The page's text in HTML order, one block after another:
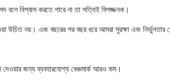
বলে বিশ্বাস করতে পারে না তা সত্যিই বিপজ্জনক।
নয়। এবং বছরের পর বছর ধরে আমরা সুরক্ষা এবং নির্ভুলতার
দেওয়ার জন্য ব্যবহারযোগ্য বেঞ্চমার্ক আরও কম।